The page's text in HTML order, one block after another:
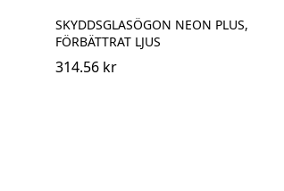
SKYDDSGLASÖGON NEON PLUS,
FÖRBÄTTRAT LJUS
314.56 kr